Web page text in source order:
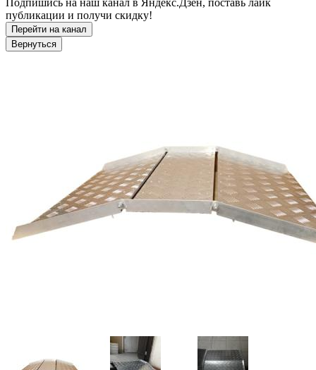
Подпишись на наш канал в Яндекс.Дзен, поставь лайк
публикации и получи скидку!